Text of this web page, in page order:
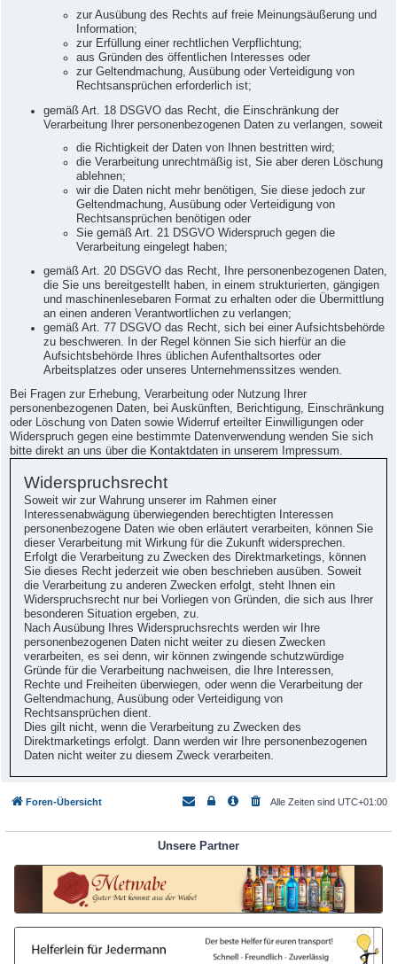
zur Ausübung des Rechts auf freie Meinungsäußerung und
Information;
zur Erfüllung einer rechtlichen Verpflichtung;
aus Gründen des öffentlichen Interesses oder
zur Geltendmachung, Ausübung oder Verteidigung von
Rechtsansprüchen erforderlich ist;
gemäß Art. 18 DSGVO das Recht, die Einschränkung der
Verarbeitung Ihrer personenbezogenen Daten zu verlangen, soweit
die Richtigkeit der Daten von Ihnen bestritten wird;
die Verarbeitung unrechtmäßig ist, Sie aber deren Löschung
ablehnen;
wir die Daten nicht mehr benötigen, Sie diese jedoch zur
Geltendmachung, Ausübung oder Verteidigung von
Rechtsansprüchen benötigen oder
Sie gemäß Art. 21 DSGVO Widerspruch gegen die
Verarbeitung eingelegt haben;
gemäß Art. 20 DSGVO das Recht, Ihre personenbezogenen Daten,
die Sie uns bereitgestellt haben, in einem strukturierten, gängigen
und maschinenlesebaren Format zu erhalten oder die Übermittlung
an einen anderen Verantwortlichen zu verlangen;
gemäß Art. 77 DSGVO das Recht, sich bei einer Aufsichtsbehörde
zu beschweren. In der Regel können Sie sich hierfür an die
Aufsichtsbehörde Ihres üblichen Aufenthaltsortes oder
Arbeitsplatzes oder unseres Unternehmenssitzes wenden.
Bei Fragen zur Erhebung, Verarbeitung oder Nutzung Ihrer
personenbezogenen Daten, bei Auskünften, Berichtigung, Einschränkung
oder Löschung von Daten sowie Widerruf erteilter Einwilligungen oder
Widerspruch gegen eine bestimmte Datenverwendung wenden Sie sich
bitte direkt an uns über die Kontaktdaten in unserem Impressum.
Widerspruchsrecht
Soweit wir zur Wahrung unserer im Rahmen einer
Interessenabwägung überwiegenden berechtigten Interessen
personenbezogene Daten wie oben erläutert verarbeiten, können Sie
dieser Verarbeitung mit Wirkung für die Zukunft widersprechen.
Erfolgt die Verarbeitung zu Zwecken des Direktmarketings, können
Sie dieses Recht jederzeit wie oben beschrieben ausüben. Soweit
die Verarbeitung zu anderen Zwecken erfolgt, steht Ihnen ein
Widerspruchsrecht nur bei Vorliegen von Gründen, die sich aus Ihrer
besonderen Situation ergeben, zu.
Nach Ausübung Ihres Widerspruchsrechts werden wir Ihre
personenbezogenen Daten nicht weiter zu diesen Zwecken
verarbeiten, es sei denn, wir können zwingende schutzwürdige
Gründe für die Verarbeitung nachweisen, die Ihre Interessen,
Rechte und Freiheiten überwiegen, oder wenn die Verarbeitung der
Geltendmachung, Ausübung oder Verteidigung von
Rechtsansprüchen dient.
Dies gilt nicht, wenn die Verarbeitung zu Zwecken des
Direktmarketings erfolgt. Dann werden wir Ihre personenbezogenen
Daten nicht weiter zu diesem Zweck verarbeiten.
Foren-Übersicht Alle Zeiten sind UTC+01:00
Unsere Partner